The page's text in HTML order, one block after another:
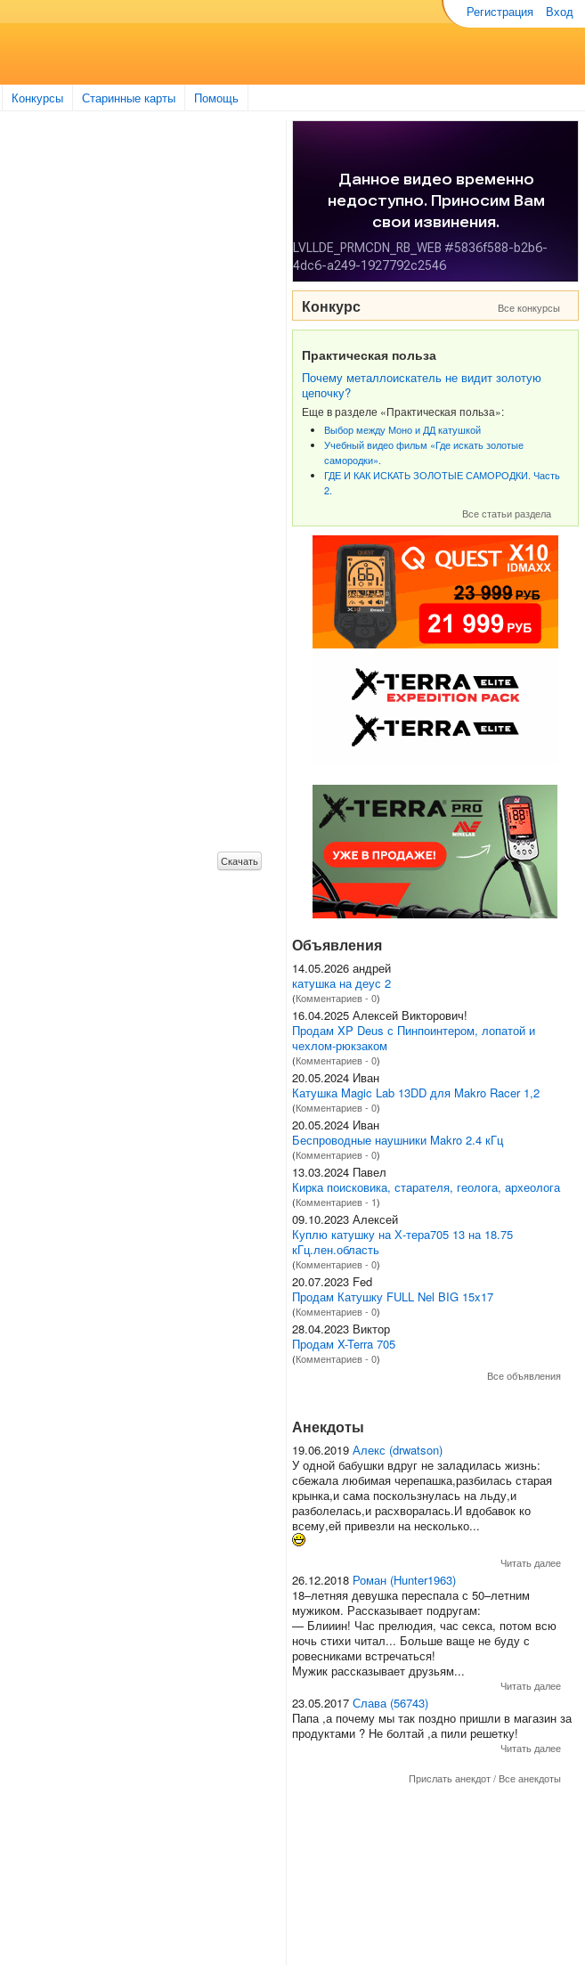
Регистрация Вход
Конкурсы Старинные карты Помощь
Скачать
Конкурс Все конкурсы
Практическая польза
Почему металлоискатель не видит золотую
цепочку?
Еще в разделе «Практическая польза»:
Выбор между Моно и ДД катушкой
Учебный видео фильм «Где искать золотые
самородки».
ГДЕ И КАК ИСКАТЬ ЗОЛОТЫЕ САМОРОДКИ. Часть
2.
Все статьи раздела
Объявления
14.05.2026 андрей
катушка на деус 2
(Комментариев - 0)
16.04.2025 Алексей Викторович!
Продам XP Deus с Пинпоинтером, лопатой и
чехлом-рюкзаком
(Комментариев - 0)
20.05.2024 Иван
Катушка Magic Lab 13DD для Makro Racer 1,2
(Комментариев - 0)
20.05.2024 Иван
Беспроводные наушники Makro 2.4 кГц
(Комментариев - 0)
13.03.2024 Павел
Кирка поисковика, старателя, геолога, археолога
(Комментариев - 1)
09.10.2023 Алексей
Куплю катушку на Х-тера705 13 на 18.75
кГц.лен.область
(Комментариев - 0)
20.07.2023 Fed
Продам Катушку FULL Nel BIG 15x17
(Комментариев - 0)
28.04.2023 Виктор
Продам X-Terra 705
(Комментариев - 0)
Все объявления
Анекдоты
19.06.2019 Алекс (drwatson)
У одной бабушки вдруг не заладилась жизнь:
сбежала любимая черепашка,разбилась старая
крынка,и сама поскользнулась на льду,и
разболелась,и расхворалась.И вдобавок ко
всему,ей привезли на несколько...
Читать далее
26.12.2018 Роман (Hunter1963)
18–летняя девушка переспала с 50–летним
мужиком. Рассказывает подругам:
— Блииин! Час прелюдия, час секса, потом всю
ночь стихи читал... Больше ваще не буду с
ровесниками встречаться!
Мужик рассказывает друзьям...
Читать далее
23.05.2017 Слава (56743)
Папа ,а почему мы так поздно пришли в магазин за
продуктами ? Не болтай ,а пили решетку!
Читать далее
Прислать анекдот/ Все анекдоты